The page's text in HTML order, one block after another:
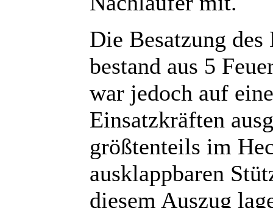
Die Besatzung
bestand aus 5
war jedoch auf
Einsatzkräften
größtenteils im
ausklappbaren
diesem Auszug